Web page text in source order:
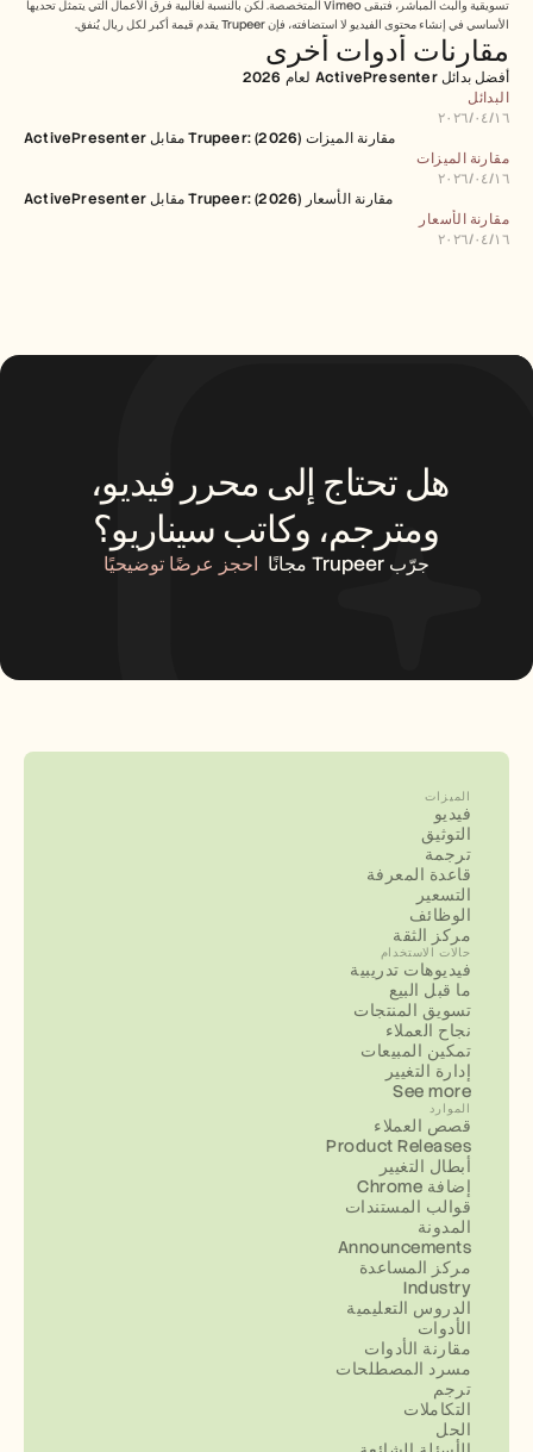
الأساسي في إنشاء محتوى الفيديو لا استضافته، فإن Trupeer يقدم قيمة أكبر لكل ريال يُنفق.
مقارنات أدوات أخرى
أفضل بدائل ActivePresenter لعام 2026
البدائل
١٦‏/٠٤‏/٢٠٢٦
ActivePresenter مقابل Trupeer: مقارنة الميزات (2026)
مقارنة الميزات
١٦‏/٠٤‏/٢٠٢٦
ActivePresenter مقابل Trupeer: مقارنة الأسعار (2026)
مقارنة الأسعار
١٦‏/٠٤‏/٢٠٢٦
ومترجم، وكاتب سيناريو؟
جرّب Trupeer مجانًا احجز عرضًا توضيحيًا
الميزات
فيديو
التوثيق
ترجمة
قاعدة المعرفة
التسعير
الوظائف
مركز الثقة
حالات الاستخدام
فيديوهات تدريبية
ما قبل البيع
تسويق المنتجات
نجاح العملاء
تمكين المبيعات
إدارة التغيير
See more
الموارد
قصص العملاء
Product Releases
أبطال التغيير
إضافة Chrome
قوالب المستندات
المدونة
Announcements
مركز المساعدة
Industry
الدروس التعليمية
الأدوات
مقارنة الأدوات
مسرد المصطلحات
ترجم
التكاملات
الحل